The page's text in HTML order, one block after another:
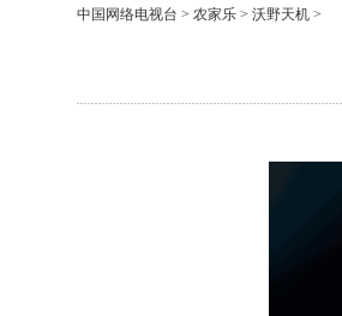
中国网络电视台 > 农家乐 > 沃野天机 >